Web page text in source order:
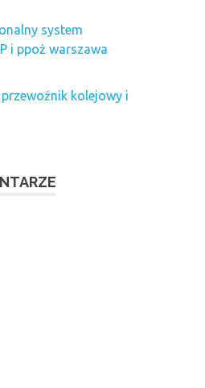
system
i ppoż warszawa
kolejowy i